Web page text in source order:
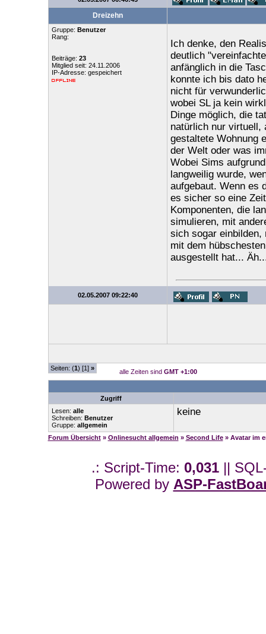
Dreizehn
Gruppe: Benutzer
Rang:
Beiträge: 23
Mitglied seit: 24.11.2006
IP-Adresse: gespeichert
Ich denke, den
deutlich
anfänglich in die
konnte ich bis dato
nicht für
wobei SL ja kein
Dinge möglich, die
natürlich nur virtuell,
gestaltete Wohnung
der Welt oder was
Wobei Sims
langweilig wurde,
aufgebaut. Wenn es
es sicher so eine
Komponenten, die
simulieren, mit
sich sogar einbilden,
mit dem
ausgestellt hat...
02.05.2007 09:22:40
Seiten: (1) [1] » alle Zeiten sind GMT +1:00
Zugriff
Lesen: alle
Schreiben: Benutzer
Gruppe: allgemein
keine
Forum Übersicht » Onlinesucht allgemein » Second Life » Avatar im
.: Script-Time: 0,031||
Powered by ASP-